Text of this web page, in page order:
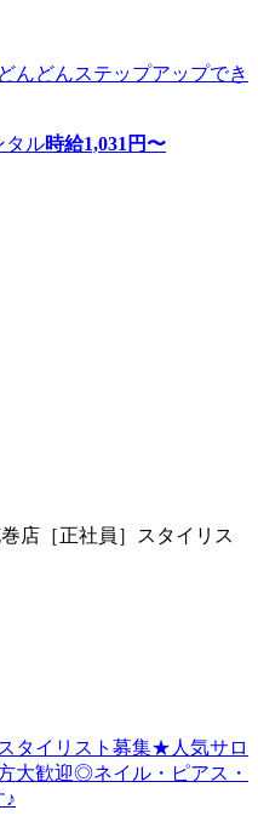
んどんステップアップでき
タル時給1,031 円〜
店［正社員］スタイリス
タイリスト募集★人気サロ
大歓迎◎ネイル・ピアス・
♪